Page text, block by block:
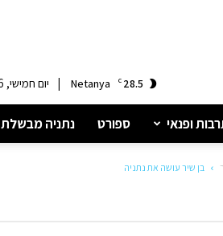
28.5
C
Netanya
| יום חמישי, 6 אוגוסט, 2026
ופנאי ספורט נתניה מבשלת
בן שיר עושה את נתניה